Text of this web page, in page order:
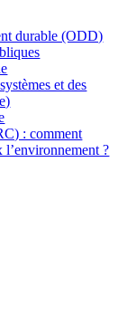
durable (ODD)
et des
: comment
l’environnement ?